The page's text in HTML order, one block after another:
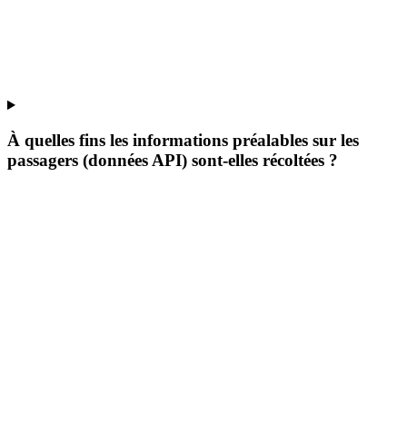
À quelles fins les informations préalables sur les
passagers (données API) sont-elles récoltées ?